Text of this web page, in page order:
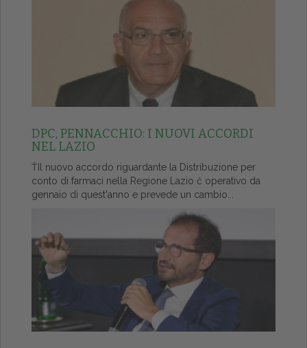
DPC, PENNACCHIO: I NUOVI ACCORDI
NEL LAZIO
ŤIl nuovo accordo riguardante la Distribuzione per
conto di farmaci nella Regione Lazio č operativo da
gennaio di quest'anno e prevede un cambio...